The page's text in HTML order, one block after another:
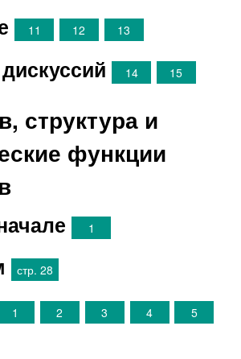
11 12 13
14 15
структура и
функции
1
стр. 28
1 2 3 4
5